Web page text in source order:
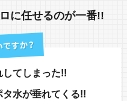
に任せるのが一番!!
してしまった!!
タ水が垂れてくる!!